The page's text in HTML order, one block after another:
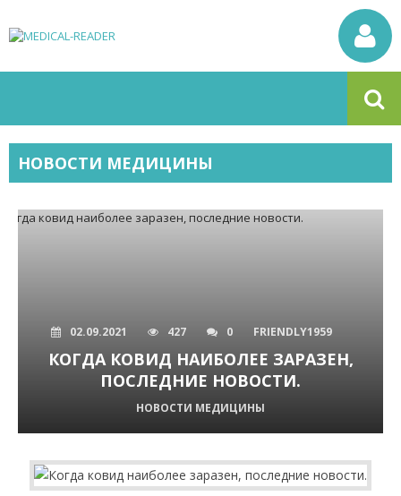
НОВОСТИ МЕДИЦИНЫ
02.09.2021 427 0 FRIENDLY1959
КОГДА КОВИД НАИБОЛЕЕ ЗАРАЗЕН,
ПОСЛЕДНИЕ НОВОСТИ.
НОВОСТИ МЕДИЦИНЫ